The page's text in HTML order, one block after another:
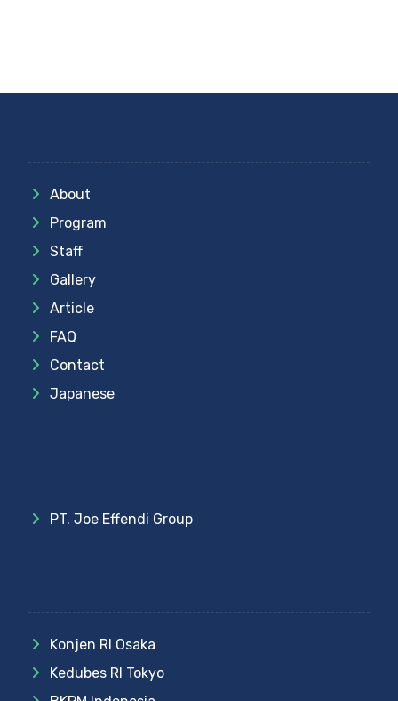
About
Program
Staff
Gallery
Article
FAQ
Contact
Japanese
PT. Joe Effendi Group
Konjen RI Osaka
Kedubes RI Tokyo